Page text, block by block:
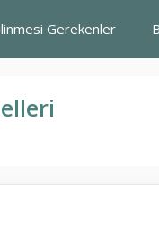
Gerekenler